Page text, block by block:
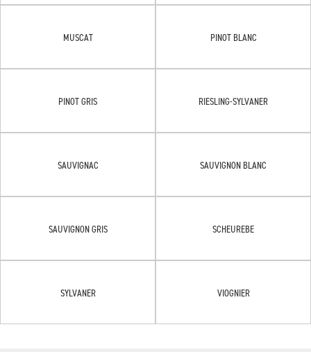
MUSCAT PINOT BLANC
PINOT GRIS RIESLING-SYLVANER
SAUVIGNAC SAUVIGNON BLANC
SAUVIGNON GRIS SCHEUREBE
SYLVANER VIOGNIER